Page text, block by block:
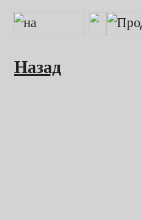
Назад